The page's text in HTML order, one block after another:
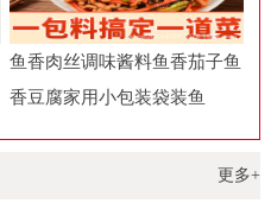
鱼香肉丝调味酱料鱼香茄子鱼
香豆腐家用小包装袋装鱼
更多+